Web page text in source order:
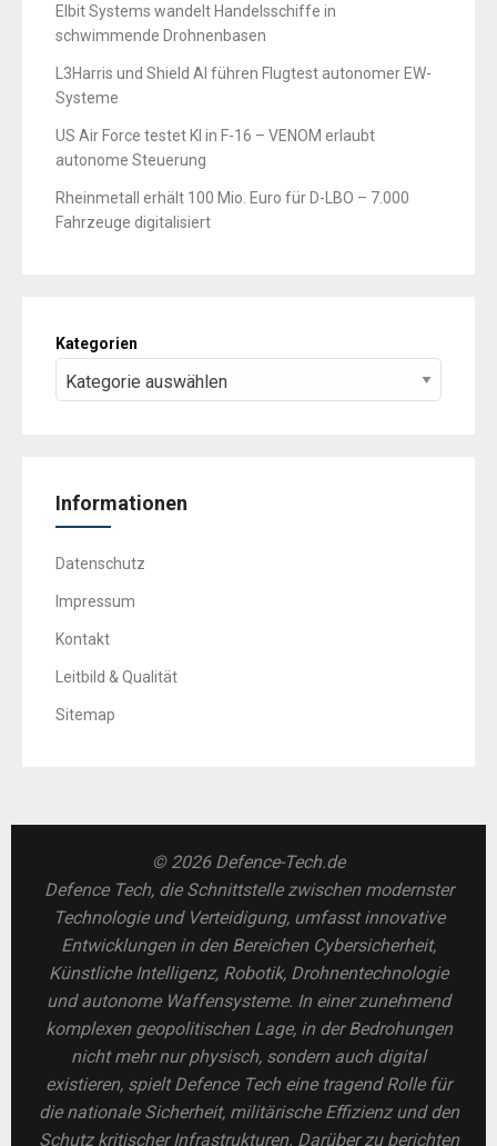
Elbit Systems wandelt Handelsschiffe in
schwimmende Drohnenbasen
L3Harris und Shield AI führen Flugtest autonomer EW-
Systeme
US Air Force testet KI in F-16 – VENOM erlaubt
autonome Steuerung
Rheinmetall erhält 100 Mio. Euro für D-LBO – 7.000
Fahrzeuge digitalisiert
Kategorien
Informationen
Datenschutz
Impressum
Kontakt
Leitbild & Qualität
Sitemap
© 2026 Defence-Tech.de
Defence Tech, die Schnittstelle zwischen modernster
Technologie und Verteidigung, umfasst innovative
Entwicklungen in den Bereichen Cybersicherheit,
Künstliche Intelligenz, Robotik, Drohnentechnologie
und autonome Waffensysteme. In einer zunehmend
komplexen geopolitischen Lage, in der Bedrohungen
nicht mehr nur physisch, sondern auch digital
existieren, spielt Defence Tech eine tragend Rolle für
die nationale Sicherheit, militärische Effizienz und den
Schutz kritischer Infrastrukturen. Darüber zu berichten